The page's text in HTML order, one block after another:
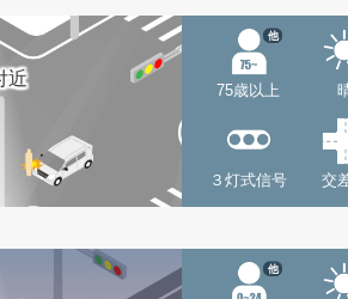
近
75歳以上
他
３灯式信号 交
他